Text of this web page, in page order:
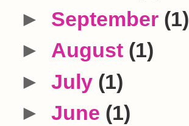
► September (1)
► August (1)
► July (1)
► June (1)